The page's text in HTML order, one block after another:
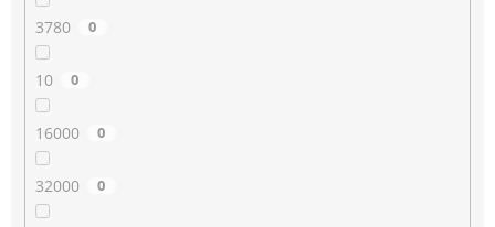
3780 0
10 0
16000 0
32000 0